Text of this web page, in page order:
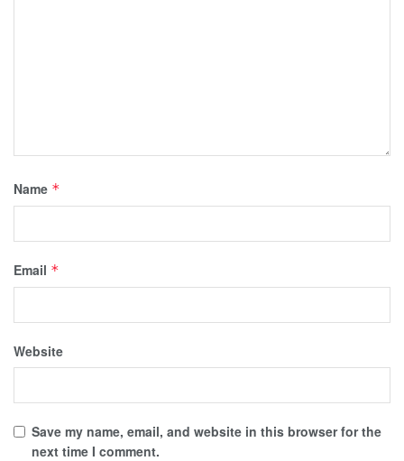
Name *
Email *
Website
Save my name, email, and website in this browser for the
next time I comment.